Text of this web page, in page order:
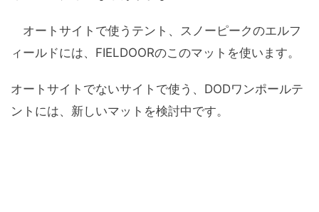
オートサイトで使うテント、スノーピークのエルフ
ィールドには、FIELDOORのこのマットを使います。
オートサイトでないサイトで使う、DODワンポールテ
ントには、新しいマットを検討中です。